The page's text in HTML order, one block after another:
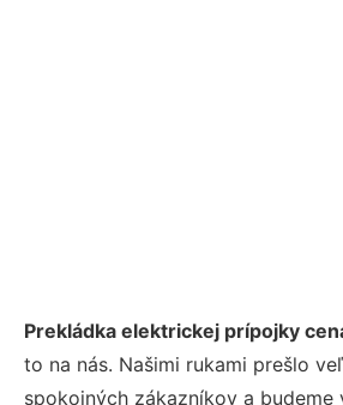
Prekládka elektrickej prípojky
to na nás. Našimi rukami prešlo
spokojných zákazníkov a budeme